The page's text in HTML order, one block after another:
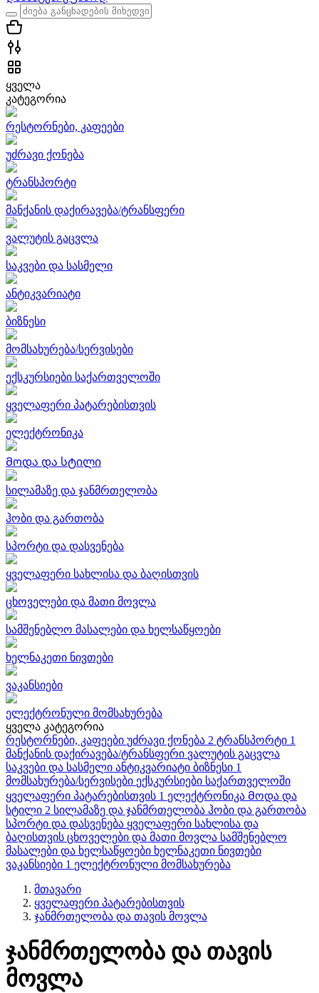
ყველა
კატეგორია
რესტორნები, კაფეები
უძრავი ქონება
ტრანსპორტი
მანქანის დაქირავება/ტრანსფერი
ვალუტის გაცვლა
საკვები და სასმელი
ანტიკვარიატი
ბიზნესი
მომსახურება/სერვისები
ექსკურსიები საქართველოში
ყველაფერი პატარებისთვის
ელექტრონიკა
Მოდა და სტილი
სილამაზე და ჯანმრთელობა
ჰობი და გართობა
სპორტი და დასვენება
ყველაფერი სახლისა და ბაღისთვის
ცხოველები და მათი მოვლა
სამშენებლო მასალები და ხელსაწყოები
ხელნაკეთი ნივთები
ვაკანსიები
ელექტრონული მომსახურება
ყველა კატეგორია
რესტორნები, კაფეები უძრავი ქონება 2 ტრანსპორტი 1
მანქანის დაქირავება/ტრანსფერი ვალუტის გაცვლა
საკვები და სასმელი ანტიკვარიატი ბიზნესი 1
მომსახურება/სერვისები ექსკურსიები საქართველოში
ყველაფერი პატარებისთვის 1 ელექტრონიკა Მოდა და
სტილი 2 სილამაზე და ჯანმრთელობა ჰობი და გართობა
სპორტი და დასვენება ყველაფერი სახლისა და
ბაღისთვის ცხოველები და მათი მოვლა სამშენებლო
მასალები და ხელსაწყოები ხელნაკეთი ნივთები
ვაკანსიები 1 ელექტრონული მომსახურება
მთავარი
ყველაფერი პატარებისთვის
ჯანმრთელობა და თავის მოვლა
ჯანმრთელობა და თავის
მოვლა